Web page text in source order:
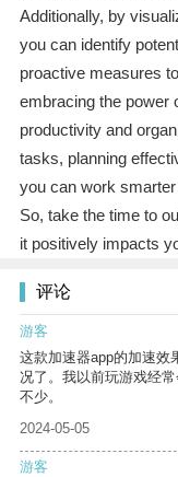
Additionally, by
you can identify
proactive measures
embracing the power
productivity and
tasks, planning
you can work
So, take the time to
it positively impacts
评论
游客
这款加速器app的加速效
况了。我以前玩游戏经
不少。
2024-05-05
游客